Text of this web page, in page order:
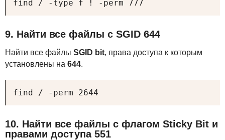
find / -type f ! -perm 777
9. Найти все файлы с SGID 644
Найти все файлы SGID bit, права доступа к которым
установлены на 644.
find / -perm 2644
10. Найти все файлы с флагом Sticky Bit и
правами доступа 551